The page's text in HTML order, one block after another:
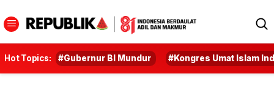
Hot Topics: #Gubernur BI Mundur #Kongres Umat Islam